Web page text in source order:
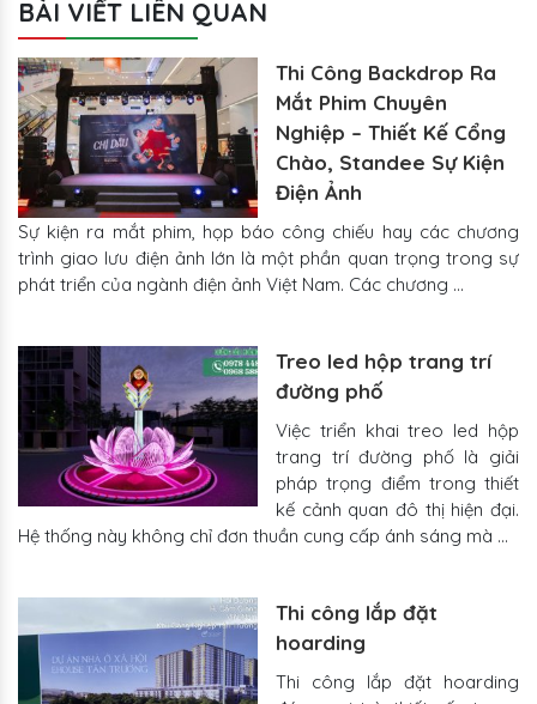
BÀI VIẾT LIÊN QUAN
Thi Công Backdrop Ra
Mắt Phim Chuyên
Nghiệp – Thiết Kế Cổng
Chào, Standee Sự Kiện
Điện Ảnh
Sự kiện ra mắt phim, họp báo công chiếu hay các chương
trình giao lưu điện ảnh lớn là một phần quan trọng trong sự
phát triển của ngành điện ảnh Việt Nam. Các chương …
Treo led hộp trang trí
đường phố
Việc triển khai treo led hộp
trang trí đường phố là giải
pháp trọng điểm trong thiết
kế cảnh quan đô thị hiện đại.
Hệ thống này không chỉ đơn thuần cung cấp ánh sáng mà …
Thi công lắp đặt
hoarding
Thi công lắp đặt hoarding